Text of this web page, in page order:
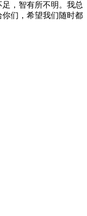
，智有所不明。我总
们，希望我们随时都